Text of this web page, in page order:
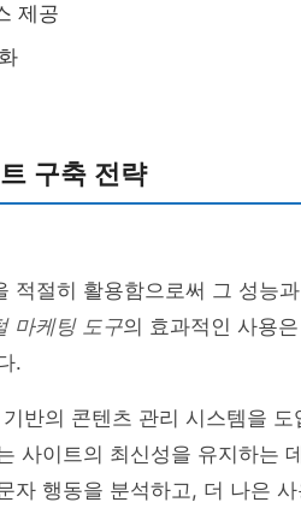
제공
구축 전략
적절히 활용함으로써 그 성능
마케팅 도구의 효과적인 사용
.
반의 콘텐츠 관리 시스템을
사이트의 최신성을 유지하는
자 행동을 분석하고, 더 나은